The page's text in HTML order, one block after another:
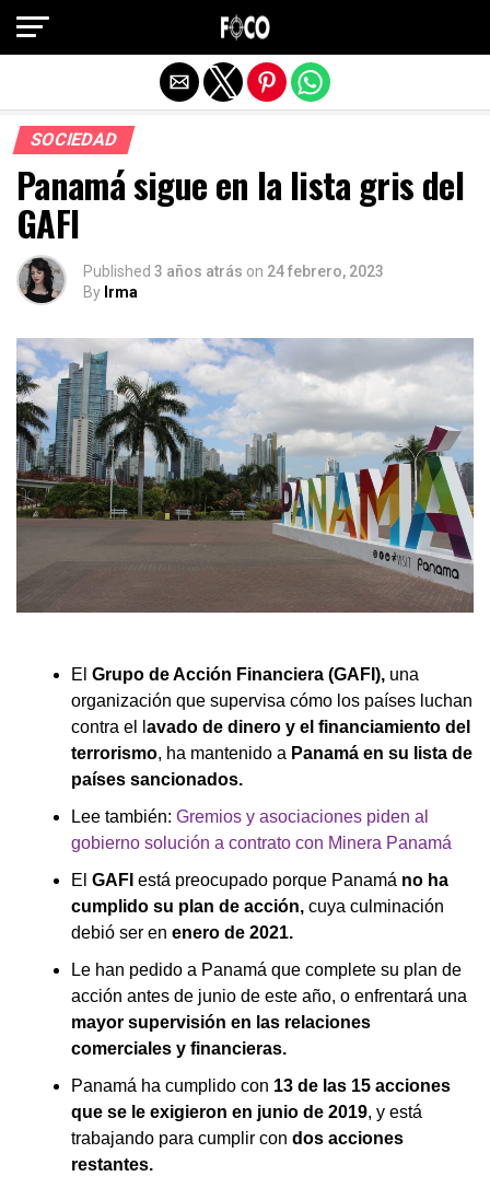
SOCIEDAD
Panamá sigue en la lista gris del
GAFI
Published 3 años atrás on 24 febrero, 2023
By Irma
El Grupo de Acción Financiera (GAFI), una
organización que supervisa cómo los países luchan
contra el l avado de dinero y el financiamiento del
terrorismo, ha mantenido a Panamá en su lista de
países sancionados.
Lee también: Gremios y asociaciones piden al
gobierno solución a contrato con Minera Panamá
El GAFI está preocupado porque Panamá no ha
cumplido su plan de acción, cuya culminación
debió ser en enero de 2021.
Le han pedido a Panamá que complete su plan de
acción antes de junio de este año, o enfrentará una
mayor supervisión en las relaciones
comerciales y financieras.
Panamá ha cumplido con 13 de las 15 acciones
que se le exigieron en junio de 2019, y está
trabajando para cumplir con dos acciones
restantes.
Salir de la versión móvil